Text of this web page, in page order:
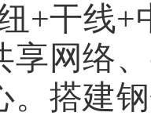
+干线
享网络
。搭建